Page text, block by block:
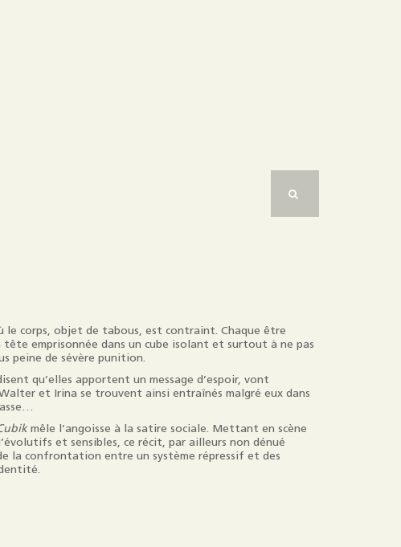
corps, objet de tabous, est contraint. Chaque être
emprisonnée dans un cube isolant et surtout à ne pas
peine de sévère punition.
qu’elles apportent un message d’espoir, vont
et Irina se trouvent ainsi entraînés malgré eux dans
mêle l’angoisse à la satire sociale. Mettant en scène
et sensibles, ce récit, par ailleurs non dénué
la confrontation entre un système répressif et des